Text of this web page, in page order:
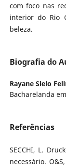
com foco nas
interior do Rio
beleza.
Biografia do
Rayane Sielo
Bacharelanda
Referências
SECCHI, L.
necessário.